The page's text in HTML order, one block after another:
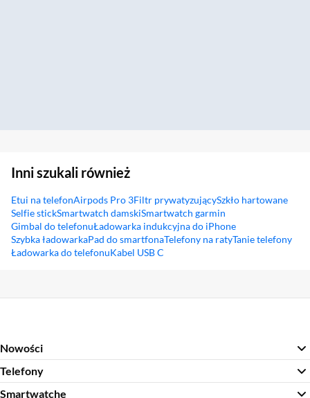
Inni szukali również
Etui na telefonAirpods Pro 3Filtr prywatyzującySzkło hartowane
Selfie stickSmartwatch damskiSmartwatch garmin
Gimbal do telefonuŁadowarka indukcyjna do iPhone
Szybka ładowarkaPad do smartfonaTelefony na ratyTanie telefony
Ładowarka do telefonuKabel USB C
Nowości
Telefony
Smartwatche